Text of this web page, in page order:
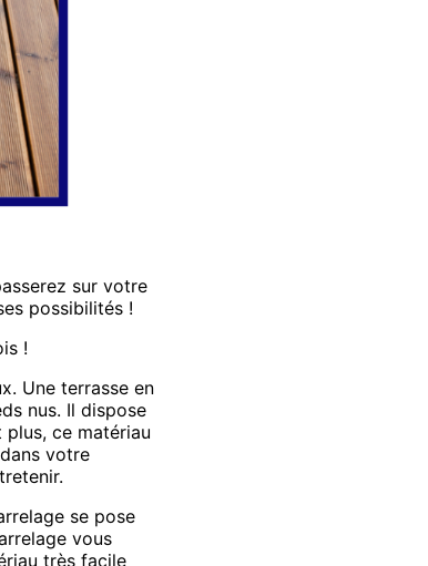
sur votre
possibilités !
!
Une terrasse en
nus. Il dispose
ce matériau
votre
se pose
vous
très facile